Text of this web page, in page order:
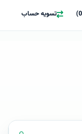
تسویه حساب